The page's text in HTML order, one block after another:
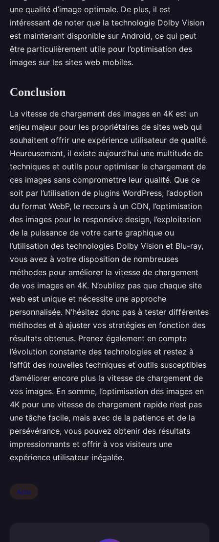
une qualité d’image optimale. De plus, il est
intéressant de noter que la technologie Dolby Vision
est maintenant disponible sur Android, ce qui peut
être particulièrement utile pour l’optimisation des
images sur les sites web mobiles.
Conclusion
La vitesse de chargement des images en 4K est un
enjeu majeur pour les propriétaires de sites web qui
souhaitent offrir une expérience utilisateur de qualité.
Heureusement, il existe aujourd’hui une multitude de
techniques et outils pour optimiser le chargement de
ces images sans compromettre leur qualité. Que ce
soit par l’utilisation de plugins WordPress, l’adoption
du format WebP, le recours à un CDN, l’optimisation
des images pour le responsive design, l’exploitation
de la puissance de votre carte graphique ou
l’utilisation des technologies Dolby Vision et Blu-ray,
vous avez à votre disposition de nombreuses
méthodes pour améliorer la vitesse de chargement
de vos images en 4K. N’oubliez pas que chaque site
web est unique et nécessite une approche
personnalisée. N’hésitez donc pas à tester différentes
méthodes et à ajuster vos stratégies en fonction des
résultats obtenus. Prenez également en compte
l’évolution constante des technologies et restez à
l’affût des nouvelles techniques et outils susceptibles
d’améliorer encore plus la vitesse de chargement de
vos images. En somme, l’optimisation des images en
4K pour une vitesse de chargement rapide n’est pas
une tâche facile, mais avec de la patience et de la
persévérance, vous pouvez obtenir des résultats
impressionnants et offrir à vos visiteurs une
expérience utilisateur inégalée.
Actu